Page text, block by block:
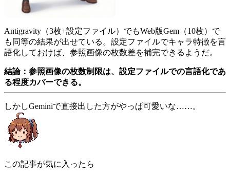
Antigravity（3枚+設定ファイル）でもWeb版Gem（10枚）で
も同等の結果が出せている。設定ファイルでキャラ特徴を言
語化しておけば、参照画像の枚数差を補完できるようだ。
結論：参照画像の枚数制限は、設定ファイルでの言語化であ
る程度カバーできる。
しかしGeminiで直接出した方がやっぱ可愛いな……。
この記事が気に入ったら